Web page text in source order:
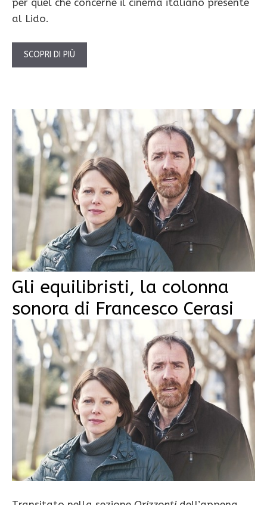
per quel che concerne il cinema italiano presente
al Lido.
SCOPRI DI PIÙ
Gli equilibristi, la colonna
sonora di Francesco Cerasi